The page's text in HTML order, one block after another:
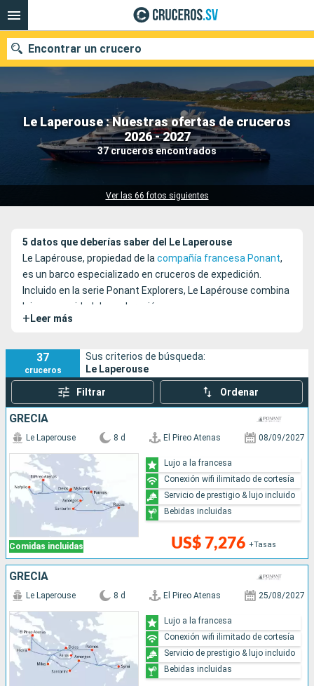
Le Laperouse : Nuestras ofertas de cruceros
2026 - 2027
37 cruceros encontrados
Ver las 66 fotos siguientes
Encontrar un crucero
Nuestros destinos
Fecha de salida
5 datos que deberías saber del Le Laperouse
Le Lapérouse, propiedad de lacompañía francesa Ponant,
es un barco especializado en cruceros de expedición.
Incluido en la serie Ponant Explorers, Le Lapérouse combina
lujo y capacidad de exploración.
+ Leer más
37
cruceros
Sus criterios de búsqueda:
Le Laperouse
Filtrar Ordenar
GRECIA
Comidas incluidas
Le Laperouse 8 d El Pireo Atenas 08/09/2027
US$ 7,276 +Tasas
Lujo a la francesa
Conexión wifi ilimitado de cortesía
Servicio de prestigio & lujo incluido
Bebidas incluidas
GRECIA
Le Laperouse 8 d El Pireo Atenas 25/08/2027
Lujo a la francesa
Conexión wifi ilimitado de cortesía
Servicio de prestigio & lujo incluido
Bebidas incluidas